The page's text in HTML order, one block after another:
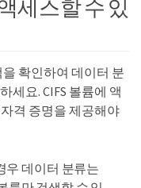
세스할 수 있
확인하여 데이터 분
세요. CIFS 볼륨에 액
격 증명을 제공해야
우 데이터 분류는